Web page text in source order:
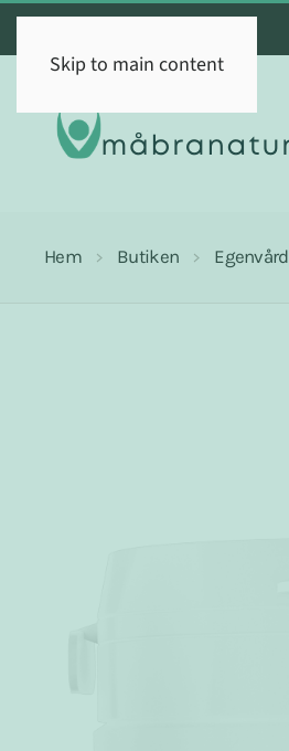
Skip to main content
Hem Butiken Egenvård